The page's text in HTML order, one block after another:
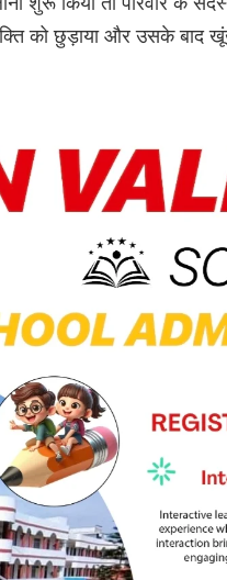
को छुड़ाया और उसके बाद